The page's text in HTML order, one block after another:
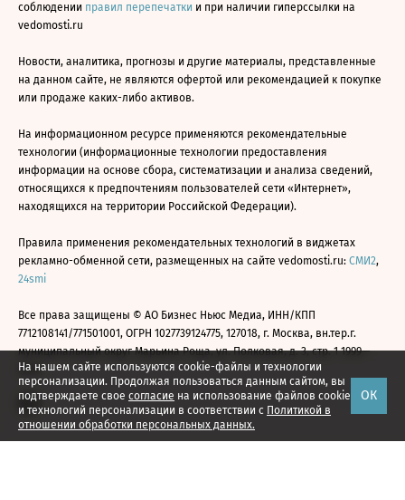
На нашем сайте используются cookie-файлы и технологии
персонализации. Продолжая пользоваться данным сайтом, вы
подтверждаете свое согласие на использование файлов cookie
и технологий персонализации в соответствии с Политикой в
отношении обработки персональных данных.
ОК
соблюдении правил перепечатки и при наличии гиперссылки на
vedomosti.ru
Новости, аналитика, прогнозы и другие материалы, представленные
на данном сайте, не являются офертой или рекомендацией к покупке
или продаже каких-либо активов.
На информационном ресурсе применяются рекомендательные
технологии (информационные технологии предоставления
информации на основе сбора, систематизации и анализа сведений,
относящихся к предпочтениям пользователей сети «Интернет»,
находящихся на территории Российской Федерации).
Правила применения рекомендательных технологий в виджетах
рекламно-обменной сети, размещенных на сайте vedomosti.ru: СМИ2,
24smi
Все права защищены © АО Бизнес Ньюс Медиа, ИНН/КПП
7712108141/771501001, ОГРН 1027739124775, 127018, г. Москва, вн.тер.г.
муниципальный округ Марьина Роща, ул. Полковая, д. 3, стр. 1 1999—
2026